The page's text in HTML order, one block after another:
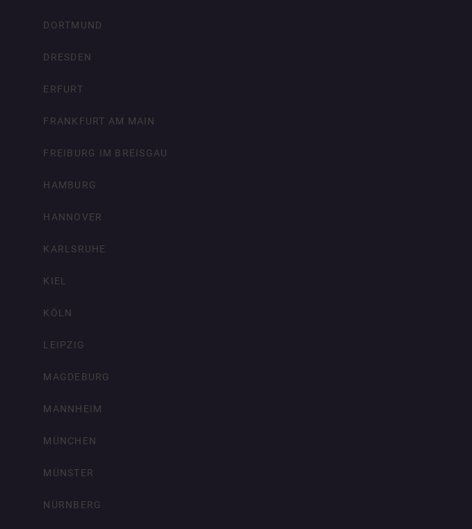
DORTMUND
DRESDEN
ERFURT
FRANKFURT AM MAIN
FREIBURG IM BREISGAU
HAMBURG
HANNOVER
KARLSRUHE
KIEL
KÖLN
LEIPZIG
MAGDEBURG
MANNHEIM
MÜNCHEN
MÜNSTER
NÜRNBERG